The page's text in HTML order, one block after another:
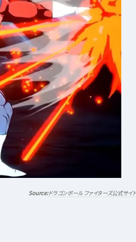
ドラゴンボール ファイターズ公式サイト